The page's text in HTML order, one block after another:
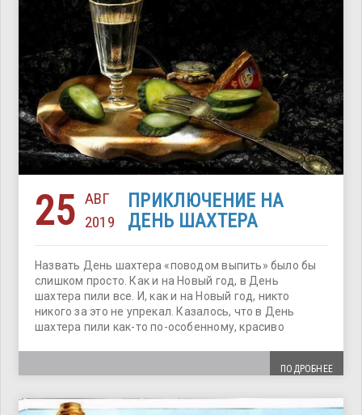
25 АВГ
2019
ПРИКЛЮЧЕНИЕ НА
ДЕНЬ ШАХТЕРА
Назвать День шахтера «поводом выпить» было бы
слишком просто. Как и на Новый год, в День
шахтера пили все. И, как и на Новый год, никто
никого за это не упрекал. Казалось, что в День
шахтера пили как-то по-особенному, красиво
ПОДРОБНЕЕ